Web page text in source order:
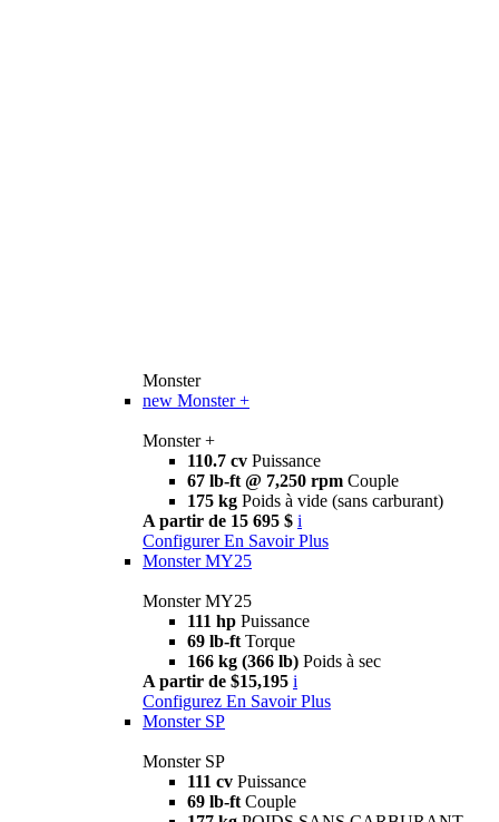
Monster
new Monster +
Monster +
110.7 cv Puissance
67 lb-ft @ 7,250 rpm Couple
175 kg Poids à vide (sans carburant)
A partir de 15 695 $ i
Configurer En Savoir Plus
Monster MY25
Monster MY25
111 hp Puissance
69 lb-ft Torque
166 kg (366 lb) Poids à sec
A partir de $15,195 i
Configurez En Savoir Plus
Monster SP
Monster SP
111 cv Puissance
69 lb-ft Couple